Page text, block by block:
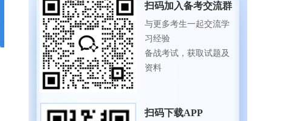
扫码加入备考交流群
与更多考生一起交流学
习经验
备战考试，获取试题及
资料
扫码下载APP